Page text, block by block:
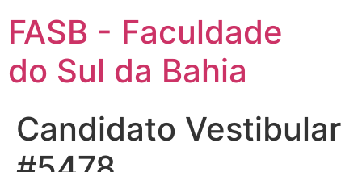
FASB - Faculdade
do Sul da Bahia
Candidato Vestibular